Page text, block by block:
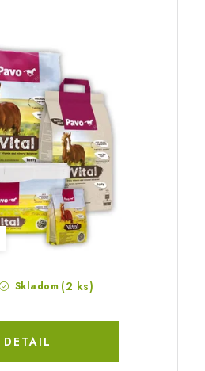
Skladom (2 ks)
DETAIL